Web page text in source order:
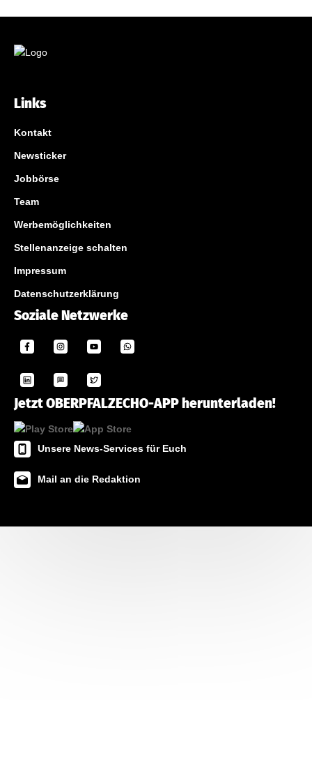
Links
Kontakt
Newsticker
Jobbörse
Team
Werbemöglichkeiten
Stellenanzeige schalten
Impressum
Datenschutzerklärung
Soziale Netzwerke
Jetzt OBERPFALZECHO-APP herunterladen!
Unsere News-Services für Euch
Mail an die Redaktion